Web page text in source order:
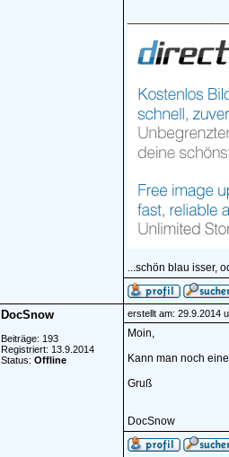
...schön blau isser,
DocSnow
Beiträge: 193
Registriert: 13.9.2014
Status: Offline
erstellt am: 29.9.2014
Moin,
Kann man noch
Gruß
DocSnow